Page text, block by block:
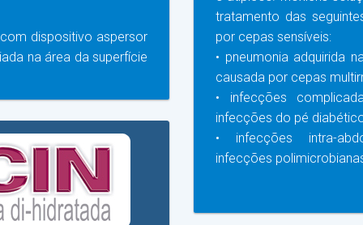
dispositivo aspersor
na área da superfície
tratamento das
por cepas sensíveis:
• pneumonia adquirida
causada por cepas
• infecções
infecções do pé
• infecções intra-
infecções